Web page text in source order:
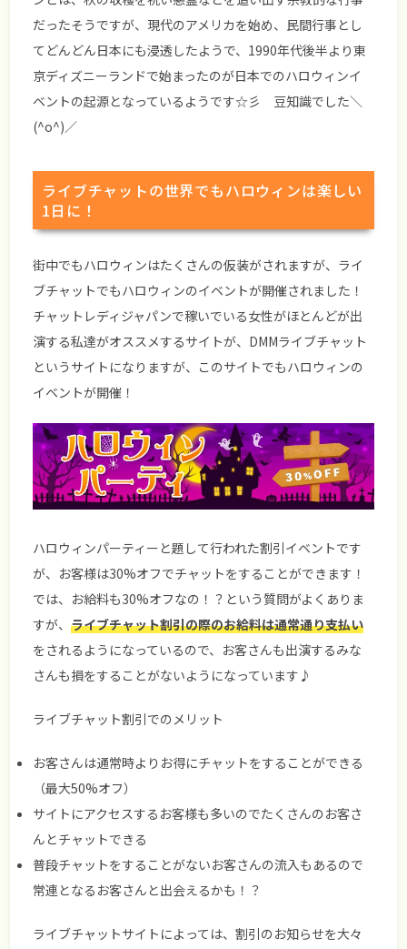
だったそうですが、現代のアメリカを始め、民間行事とし
てどんどん日本にも浸透したようで、1990年代後半より東
京ディズニーランドで始まったのが日本でのハロウィンイ
ベントの起源となっているようです☆彡 豆知識でした＼
(^o^)／
ライブチャットの世界でもハロウィンは楽しい
1日に！
街中でもハロウィンはたくさんの仮装がされますが、ライ
ブチャットでもハロウィンのイベントが開催されました！
チャットレディジャパンで稼いでいる女性がほとんどが出
演する私達がオススメするサイトが、DMMライブチャット
というサイトになりますが、このサイトでもハロウィンの
イベントが開催！
ハロウィンパーティーと題して行われた割引イベントです
が、 お客様は30%オフでチャットをすることができます！
では、お給料も30%オフなの！？という質問がよくありま
すが、ライブチャット割引の際のお給料は通常通り支払い
をされるようになっているので、お客さんも出演するみな
さんも損をすることがないようになっています♪
ライブチャット割引でのメリット
お客さんは通常時よりお得にチャットをすることができる
（最大50%オフ）
サイトにアクセスするお客様も多いのでたくさんのお客さ
んとチャットできる
普段チャットをすることがないお客さんの流入もあるので
常連となるお客さんと出会えるかも！？
ライブチャットサイトによっては、割引のお知らせを大々